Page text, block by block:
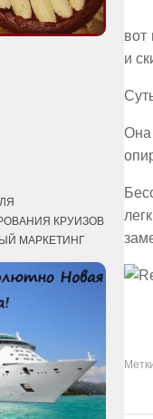
вот
и
Она
КРУИЗОВ
МАРКЕТИНГ